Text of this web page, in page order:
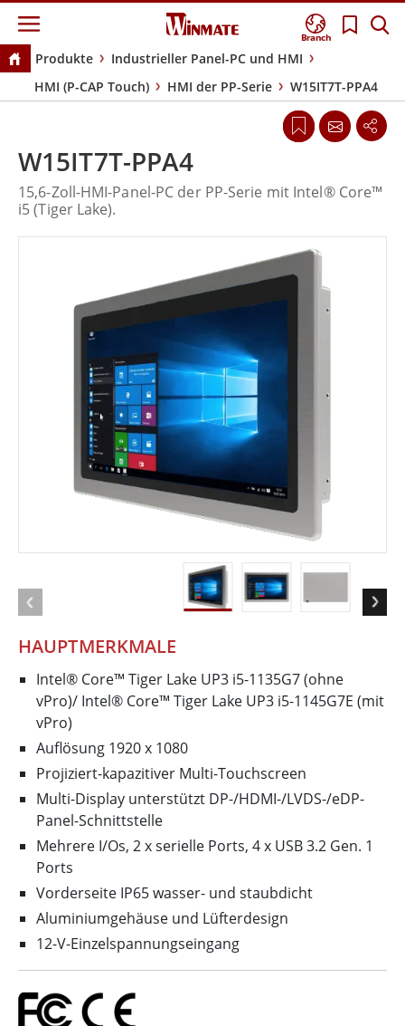
Branch
Produkte
Industrieller Panel-PC und HMI
HMI (P-CAP Touch)
HMI der PP-Serie W15IT7T-PPA4
HAUPTMERKMALE
Intel® Core™ Tiger Lake UP3 i5-1135G7 (ohne
vPro)/ Intel® Core™ Tiger Lake UP3 i5-1145G7E (mit
vPro)
Auflösung 1920 x 1080
Projiziert-kapazitiver Multi-Touchscreen
Multi-Display unterstützt DP-/HDMI-/LVDS-/eDP-
Panel-Schnittstelle
Mehrere I/Os, 2 x serielle Ports, 4 x USB 3.2 Gen. 1
Ports
Vorderseite IP65 wasser- und staubdicht
Aluminiumgehäuse und Lüfterdesign
12-V-Einzelspannungseingang
W15IT7T-PPA4
15,6-Zoll-HMI-Panel-PC der PP-Serie mit Intel® Core™
i5 (Tiger Lake).